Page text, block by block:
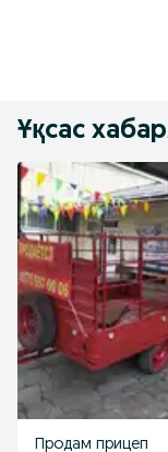
Ұқсас
Продам прицеп